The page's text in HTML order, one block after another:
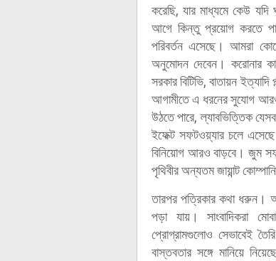
করেছি, যার মাধ্যমে কেউ
আগে কিন্তু প্রয়োগ করতে
পরিবর্তন এসেছে। আমরা
অনুমোদন দেবেন। করোনার
সরকার বিটিভি, বাতায়ন
আগামীতে এ ধরনের সুযোগ
উঠতে পারে, ল্যাবভিত্তিক
ইফেক্ট সফটওয়্যার চলে
বিনিয়োগ আরও বাড়বে। জুম
পৃথিবীর অন্যতম জায়ান্ট
তারপর পত্রিকার কথা ধরুন।
পড়া যায়। সাংবাদিকরা
প্রোগ্রামগুলোও সেভাবেই
বাস্তবতার সঙ্গে মানিয়ে